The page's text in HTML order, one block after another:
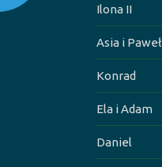
Ilona II
Asia i Paweł
Konrad
Ela i Adam
Daniel